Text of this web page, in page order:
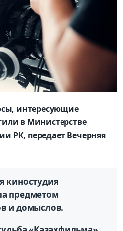
интересующие
в Министерстве
РК, передает Вечерняя
киностудия
предметом
и домыслов.